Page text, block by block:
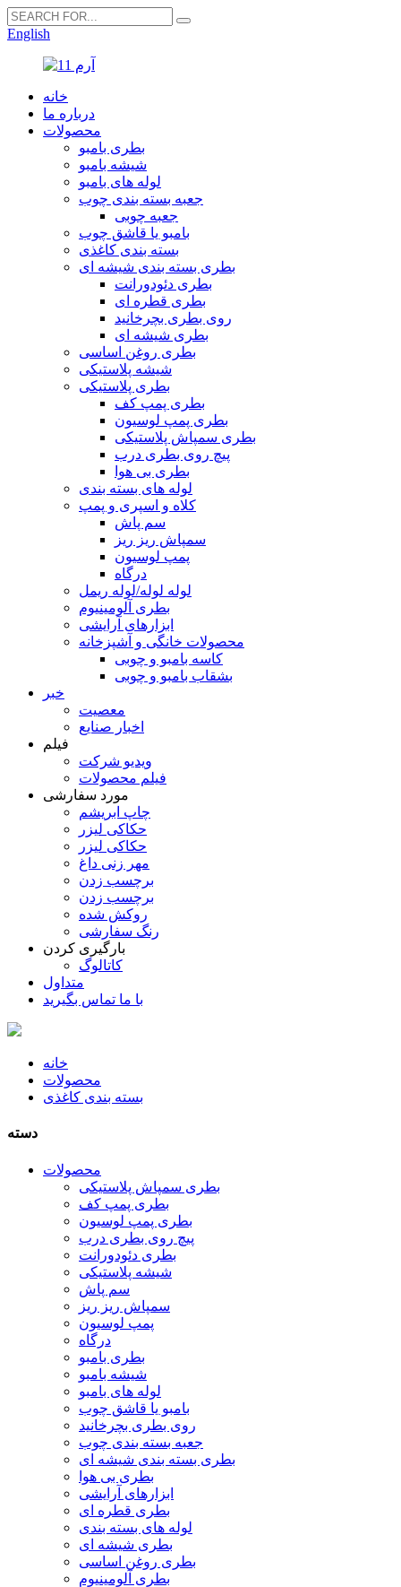
English
خانه
درباره ما
محصولات
بطری بامبو
شیشه بامبو
لوله های بامبو
جعبه بسته بندی چوب
جعبه چوبی
بامبو یا قاشق چوب
بسته بندی کاغذی
بطری بسته بندی شیشه ای
بطری دئودورانت
بطری قطره ای
روی بطری بچرخانید
بطری شیشه ای
بطری روغن اساسی
شیشه پلاستیکی
بطری پلاستیکی
بطری پمپ کف
بطری پمپ لوسیون
بطری سمپاش پلاستیکی
پیچ روی بطری درب
بطری بی هوا
لوله های بسته بندی
کلاه و اسپری و پمپ
سم پاش
سمپاش ریز ریز
پمپ لوسیون
درگاه
لوله لوله/لوله ریمل
بطری آلومینیوم
ابزارهای آرایشی
محصولات خانگی و آشپزخانه
کاسه بامبو و چوبی
بشقاب بامبو و چوبی
خبر
معصیت
اخبار صنایع
فیلم
ویدیو شرکت
فیلم محصولات
مورد سفارشی
چاپ ابریشم
حکاکی لیزر
حکاکی لیزر
مهر زنی داغ
برچسب زدن
برچسب زدن
روکش شده
رنگ سفارشی
بارگیری کردن
کاتالوگ
متداول
با ما تماس بگیرید
خانه
محصولات
بسته بندی کاغذی
دسته
محصولات
بطری سمپاش پلاستیکی
بطری پمپ کف
بطری پمپ لوسیون
پیچ روی بطری درب
بطری دئودورانت
شیشه پلاستیکی
سم پاش
سمپاش ریز ریز
پمپ لوسیون
درگاه
بطری بامبو
شیشه بامبو
لوله های بامبو
بامبو یا قاشق چوب
روی بطری بچرخانید
جعبه بسته بندی چوب
بطری بسته بندی شیشه ای
بطری بی هوا
ابزارهای آرایشی
بطری قطره ای
لوله های بسته بندی
بطری شیشه ای
بطری روغن اساسی
بطری آلومینیوم